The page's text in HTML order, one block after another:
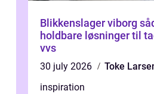
Blikkenslager viborg sådan får du
holdbare løsninger til
vvs
30 july 2026
Toke
inspiration